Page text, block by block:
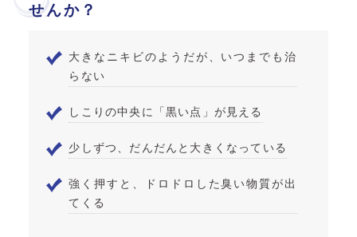
せんか？
大きなニキビのようだが、いつまでも治
らない
しこりの中央に「黒い点」が見える
少しずつ、だんだんと大きくなっている
強く押すと、ドロドロした臭い物質が出
てくる